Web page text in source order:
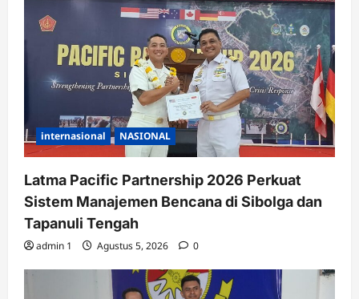
internasional NASIONAL
Latma Pacific Partnership 2026 Perkuat
Sistem Manajemen Bencana di Sibolga dan
Tapanuli Tengah
admin 1 Agustus 5, 2026 0